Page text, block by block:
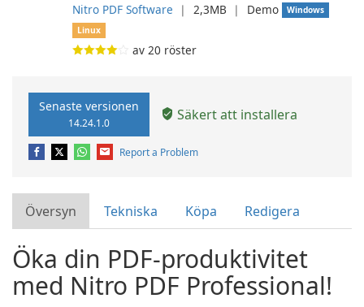
Nitro PDF Software ❘ 2,3MB ❘ Demo
Windows
Linux
av 20 röster
Senaste versionen
14.24.1.0 Säkert att installera
Report a Problem
Översyn Tekniska Köpa Redigera
Öka din PDF-produktivitet
med Nitro PDF Professional!